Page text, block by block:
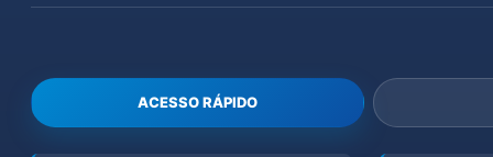
ACESSO RÁPIDO